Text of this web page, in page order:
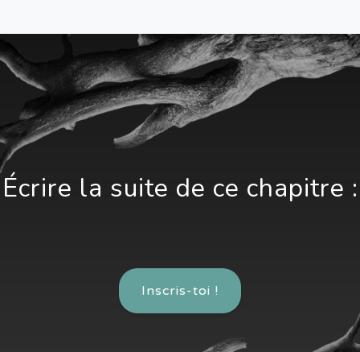
Écrire la suite de ce chapitre :
Inscris-toi !